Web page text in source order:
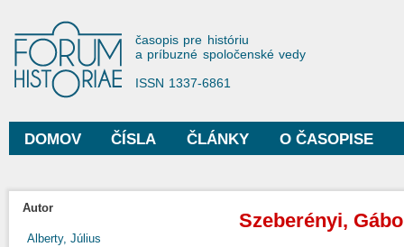
Forum Historiae
časopis pre históriu
a príbuzné spoločenské vedy
ISSN 1337-6861
Hlavné menu
DOMOV ČÍSLA ČLÁNKY O ČASOPISE
Autor
Alberty, Július
Szeberényi,